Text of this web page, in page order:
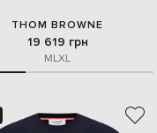
THOM BROWNE
19 619 грн
MLXL